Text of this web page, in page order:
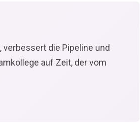
die Pipeline und
auf Zeit, der vom